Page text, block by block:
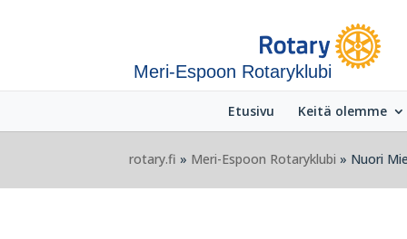
Meri-Espoon Rotaryklubi
Etusivu Keitä olemme
rotary.fi » Meri-Espoon Rotaryklubi » Nuori